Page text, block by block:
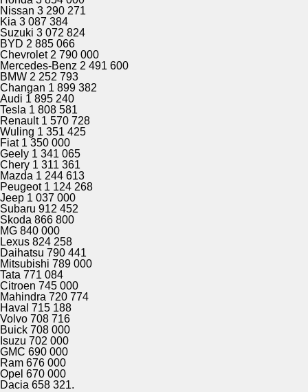
Nissan 3 290 271
Kia 3 087 384
Suzuki 3 072 824
BYD 2 885 066
Chevrolet 2 790 000
Mercedes-Benz 2 491 600
BMW 2 252 793
Changan 1 899 382
Audi 1 895 240
Tesla 1 808 581
Renault 1 570 728
Wuling 1 351 425
Fiat 1 350 000
Geely 1 341 065
Chery 1 311 361
Mazda 1 244 613
Peugeot 1 124 268
Jeep 1 037 000
Subaru 912 452
Skoda 866 800
MG 840 000
Lexus 824 258
Daihatsu 790 441
Mitsubishi 789 000
Tata 771 084
Citroen 745 000
Mahindra 720 774
Haval 715 188
Volvo 708 716
Buick 708 000
Isuzu 702 000
GMC 690 000
Ram 676 000
Opel 670 000
Dacia 658 321.